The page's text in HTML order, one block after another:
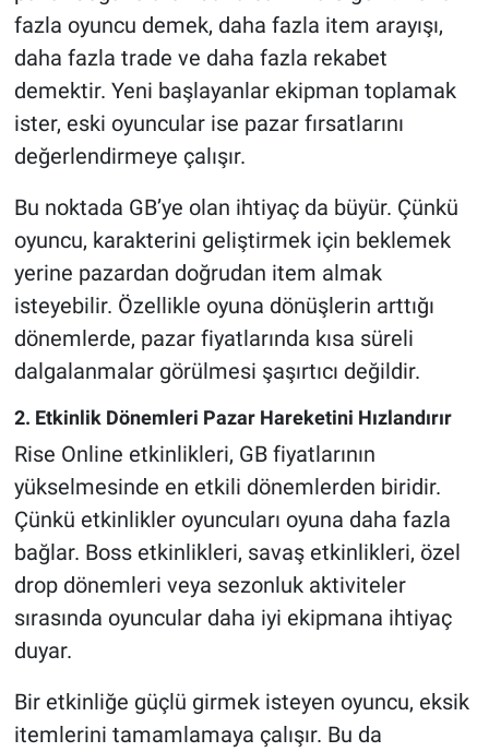
fazla oyuncu demek, daha fazla item arayışı,
daha fazla trade ve daha fazla rekabet
demektir. Yeni başlayanlar ekipman toplamak
ister, eski oyuncular ise pazar fırsatlarını
değerlendirmeye çalışır.
Bu noktada GB’ye olan ihtiyaç da büyür. Çünkü
oyuncu, karakterini geliştirmek için beklemek
yerine pazardan doğrudan item almak
isteyebilir. Özellikle oyuna dönüşlerin arttığı
dönemlerde, pazar fiyatlarında kısa süreli
dalgalanmalar görülmesi şaşırtıcı değildir.
2. Etkinlik Dönemleri Pazar Hareketini Hızlandırır
Rise Online etkinlikleri, GB fiyatlarının
yükselmesinde en etkili dönemlerden biridir.
Çünkü etkinlikler oyuncuları oyuna daha fazla
bağlar. Boss etkinlikleri, savaş etkinlikleri, özel
drop dönemleri veya sezonluk aktiviteler
sırasında oyuncular daha iyi ekipmana ihtiyaç
duyar.
Bir etkinliğe güçlü girmek isteyen oyuncu, eksik
itemlerini tamamlamaya çalışır. Bu da